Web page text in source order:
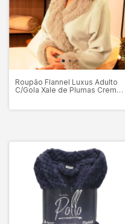
Roupão Flannel Luxus Adulto
C/Gola Xale de Plumas Creme